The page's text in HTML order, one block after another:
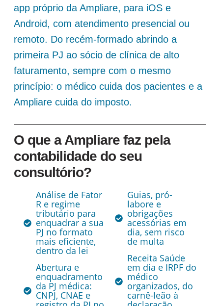
app próprio da Ampliare, para iOS e
Android, com atendimento presencial ou
remoto. Do recém-formado abrindo a
primeira PJ ao sócio de clínica de alto
faturamento, sempre com o mesmo
princípio: o médico cuida dos pacientes e a
Ampliare cuida do imposto.
O que a Ampliare faz pela
contabilidade do seu
consultório?
Análise de Fator
R e regime
tributário para
enquadrar a sua
PJ no formato
mais eficiente,
dentro da lei
Abertura e
enquadramento
da PJ médica:
CNPJ, CNAE e
Guias, pró-
labore e
obrigações
acessórias em
dia, sem risco
de multa
Receita Saúde
em dia e IRPF do
médico
organizados, do
carnê-leão à